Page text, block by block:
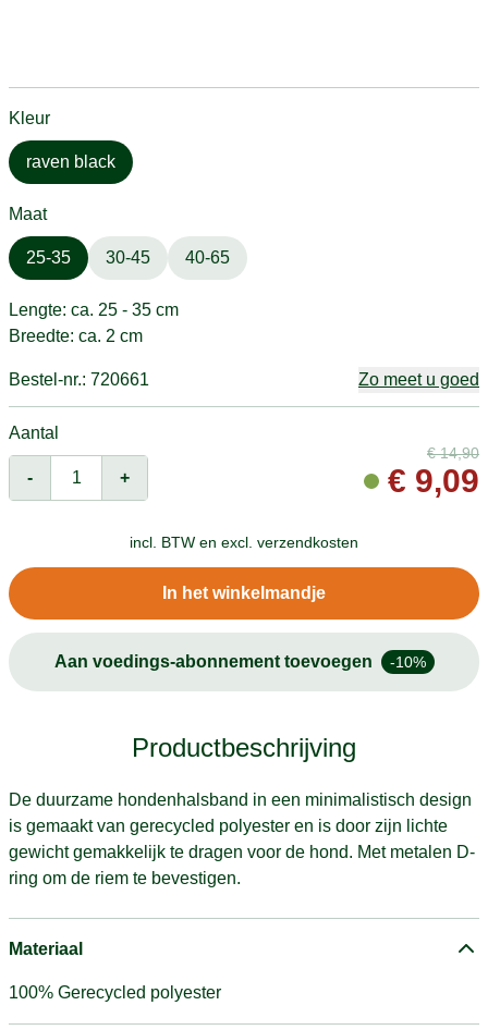
Kleur
raven black
Maat
25-35 30-45 40-65
Lengte: ca. 25 - 35 cm
Breedte: ca. 2 cm
Bestel-nr.: 720661 Zo meet u goed
Aantal
- +
€14,90
€ 9,09
incl. BTW en excl. verzendkosten
In het winkelmandje
Aan voedings-abonnement toevoegen -10%
Productbeschrijving
De duurzame hondenhalsband in een minimalistisch design
is gemaakt van gerecycled polyester en is door zijn lichte
gewicht gemakkelijk te dragen voor de hond. Met metalen D-
ring om de riem te bevestigen.
Materiaal
100% Gerecycled polyester